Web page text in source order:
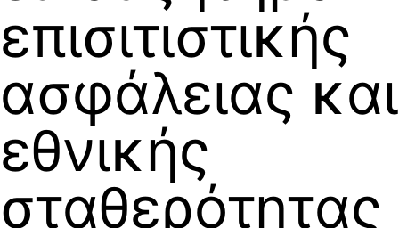
επισιτιστικής
ασφάλειας και
εθνικής
σταθερότητας